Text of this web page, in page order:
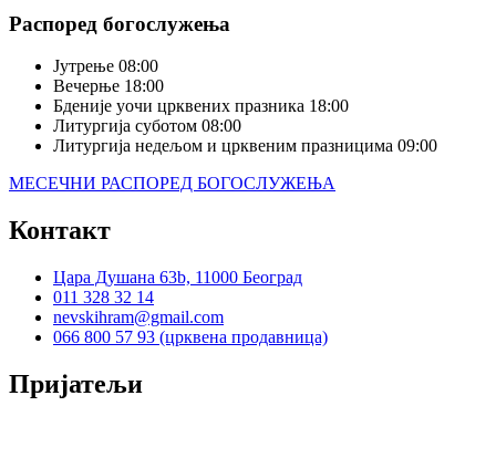
Распоред богослужења
Јутрење 08:00
Вечерње 18:00
Бденије уочи црквених празника 18:00
Литургија суботом 08:00
Литургија недељом и црквеним празницима 09:00
МЕСЕЧНИ РАСПОРЕД БОГОСЛУЖЕЊА
Контакт
Цара Душана 63b, 11000 Београд
011 328 32 14
nevskihram@gmail.com
066 800 57 93 (црквена продавница)
Пријатељи